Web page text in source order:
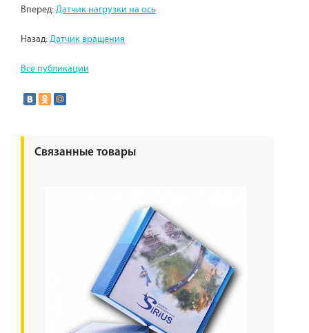
Вперед:Датчик нагрузки на ось
Назад:Датчик вращения
Все публикации
Связанные товары